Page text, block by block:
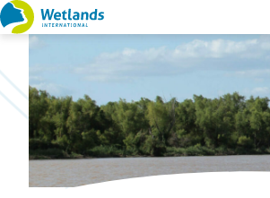
Ir
contenido